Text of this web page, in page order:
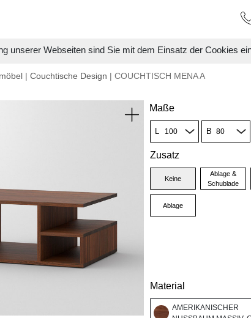
unserer Webseiten sind Sie mit dem Einsatz der Cookies
| Couchtische Design | COUCHTISCH MENA A
Maße
L B
Zusatz
Keine
Ablage &
Schublade
Ablage
Material
AMERIKANISCHER